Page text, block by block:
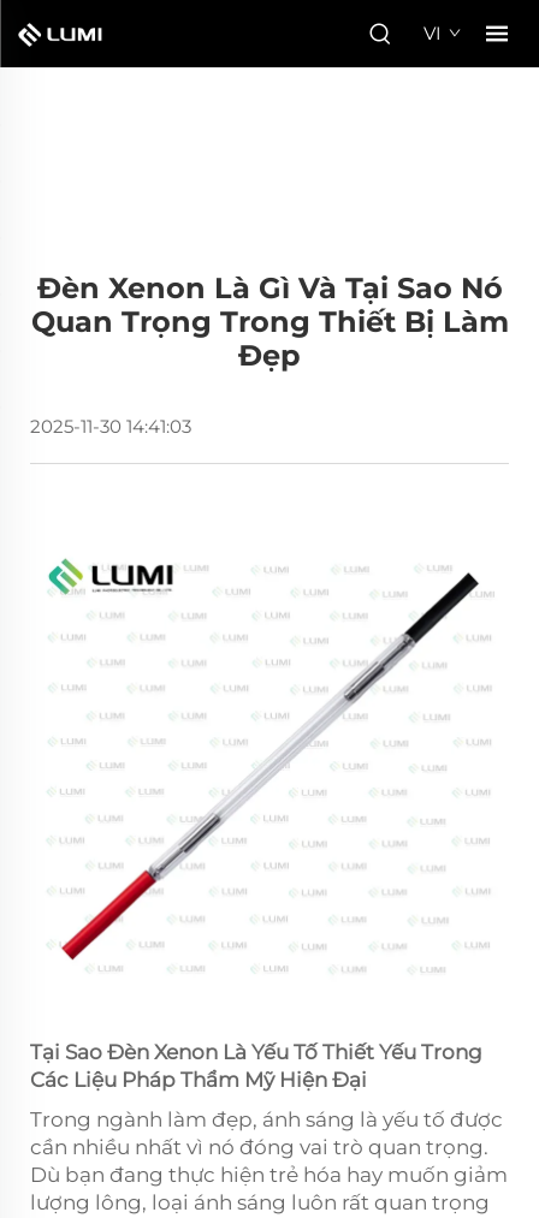
VI
Đèn Xenon Là Gì Và Tại Sao Nó
Quan Trọng Trong Thiết Bị Làm
Đẹp
2025-11-30 14:41:03
Tại Sao Đèn Xenon Là Yếu Tố Thiết Yếu Trong
Các Liệu Pháp Thẩm Mỹ Hiện Đại
Trong ngành làm đẹp, ánh sáng là yếu tố được
cần nhiều nhất vì nó đóng vai trò quan trọng.
Dù bạn đang thực hiện trẻ hóa hay muốn giảm
lượng lông, loại ánh sáng luôn rất quan trọng